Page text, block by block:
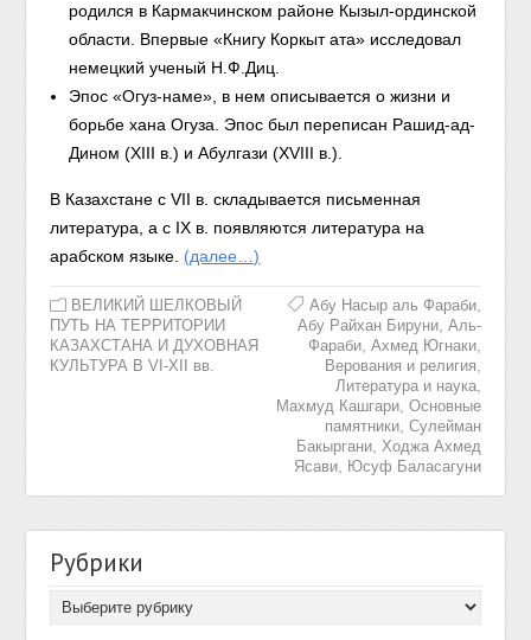
родился в Кармакчинском районе Кызыл-ординской
области. Впервые «Книгу Коркыт ата» исследовал
немецкий ученый Н.Ф.Диц.
Эпос «Огуз-наме», в нем описывается о жизни и
борьбе хана Огуза. Эпос был переписан Рашид-ад-
Дином (XIII в.) и Абулгази (XVIII в.).
В Казахстане с VII в. складывается письменная
литература, а с IX в. появляются литература на
арабском языке. (далее…)
ВЕЛИКИЙ ШЕЛКОВЫЙ
ПУТЬ НА ТЕРРИТОРИИ
КАЗАХСТАНА И ДУХОВНАЯ
КУЛЬТУРА В VI-XII вв.
Абу Насыр аль Фараби,
Абу Райхан Бируни, Аль-
Фараби, Ахмед Югнаки,
Верования и религия
Литература и наука,
Махмуд Кашгари, Основные
памятники, Сулейман
Бакыргани, Ходжа Ахмед
Ясави, Юсуф Баласагуни
Рубрики